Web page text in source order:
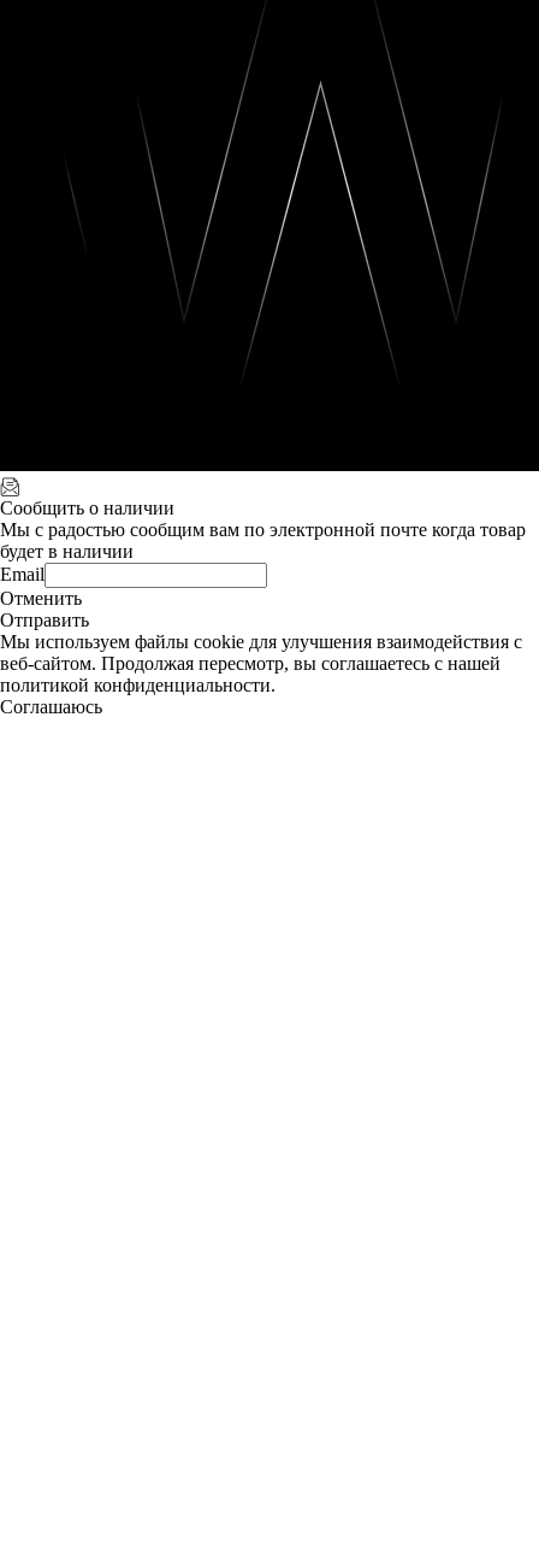
Сообщить о наличии
Мы с радостью сообщим вам по электронной почте когда товар
будет в наличии
Email
Отменить
Отправить
Мы используем файлы cookie для улучшения взаимодействия с
веб-сайтом. Продолжая пересмотр, вы соглашаетесь с нашей
политикой конфиденциальности.
Соглашаюсь